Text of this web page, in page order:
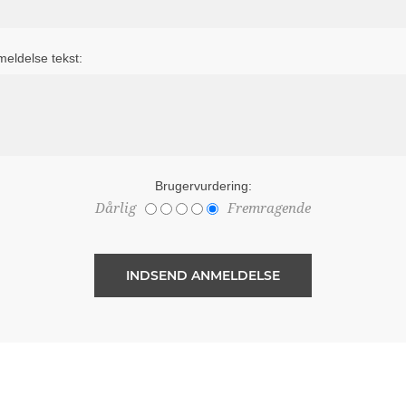
tekst:
Brugervurdering:
Dårlig Fremragende